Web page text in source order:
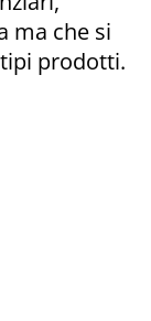
ma che si
prodotti.